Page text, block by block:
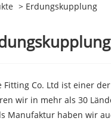
> Erdungskupplung
Fitting Co. Ltd ist einer
wir in mehr als 30
Manufaktur haben wir